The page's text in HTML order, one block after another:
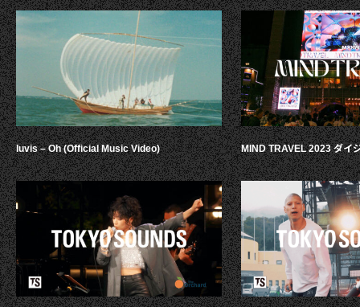
luvis – Oh (Official Music Video) MIND TRAVEL 2023 ダイ